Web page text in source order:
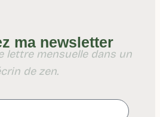
ma newsletter
lettre mensuelle dans un
de zen.